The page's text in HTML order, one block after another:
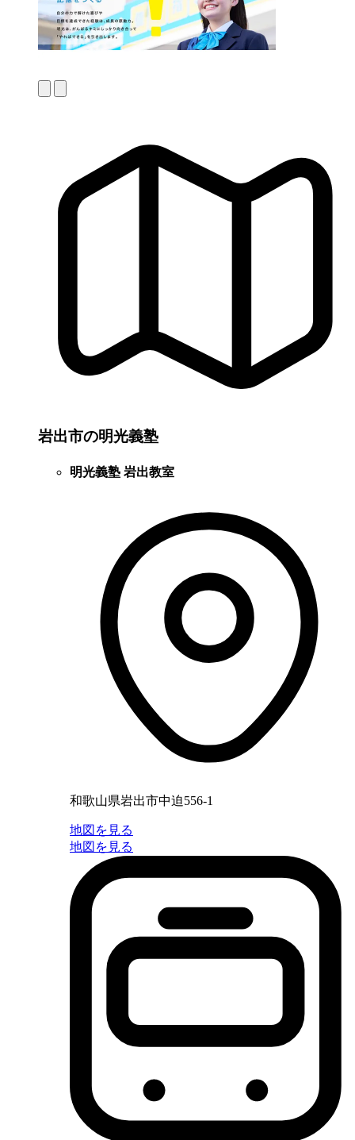
岩出市の明光義塾
明光義塾 岩出教室
和歌山県岩出市中迫556-1
地図を見る
地図を見る